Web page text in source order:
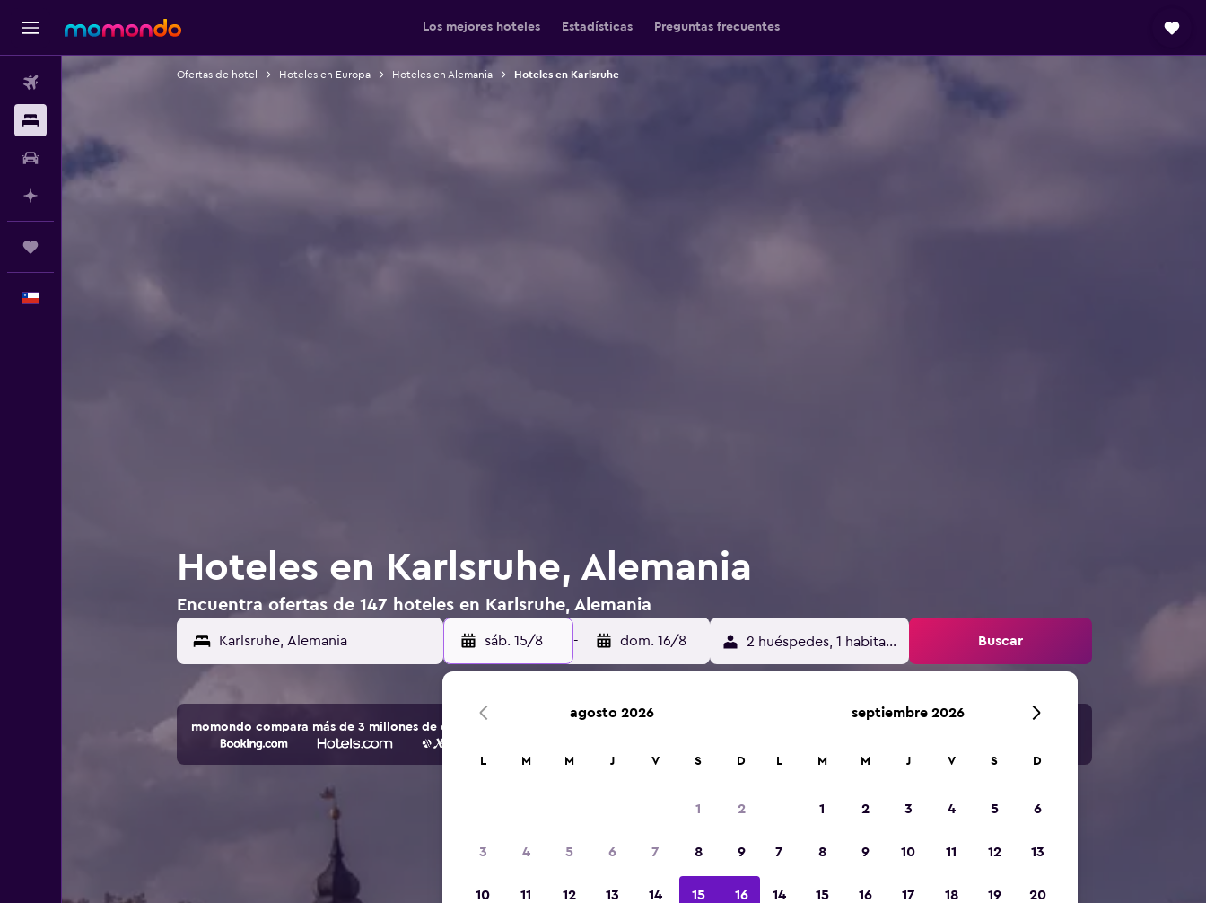
Los mejores hoteles Estadísticas Preguntas frecuentes
Ofertas de hotel Hoteles en Europa Hoteles en Alemania Hoteles en Karlsruhe
Hoteles en Karlsruhe, Alemania
Encuentra ofertas de 147 hoteles en Karlsruhe, Alemania
sáb. 15/8 - dom. 16/8 2 huéspedes, 1 habitación Buscar
momondo compara más de 3 millones de opciones de hoteles y alojamientos.
agosto 2026
L M M J V S D
1 2
3 4 5 6 7 8 9
10 11 12 13 14 15 16
septiembre 2026
L M M J V S D
1 2 3 4 5 6
7 8 9 10 11 12 13
14 15 16 17 18 19 20